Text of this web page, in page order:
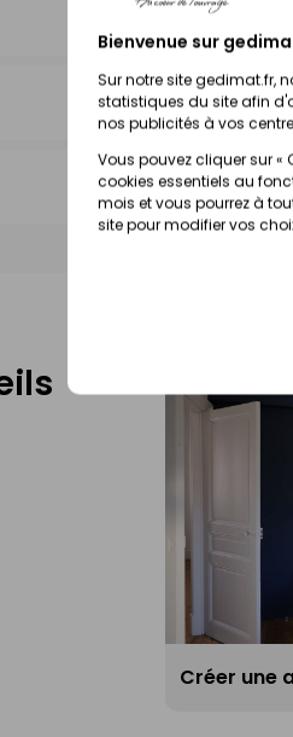
Bienvenue sur
Sur notre site gedimat.fr,
statistiques du site afin
nos publicités à vos
Vous pouvez cliquer sur «
cookies essentiels au
mois et vous pourrez à
site pour modifier vos
Disponible sur commande
Disponible sous 10 jours
Disponible sous 10 jours
Créer une